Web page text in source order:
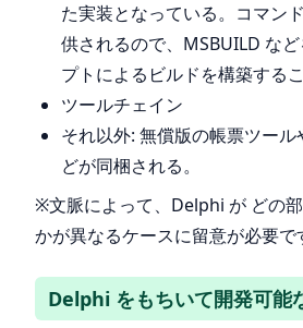
た実装となっている。コマン
供されるので、MSBUILD な
プトによるビルドを構築するこ
ツールチェイン
それ以外: 無償版の帳票ツー
どが同梱される。
※文脈によって、Delphi が どの
かが異なるケースに留意が必要で
Delphi をもちいて開発可能